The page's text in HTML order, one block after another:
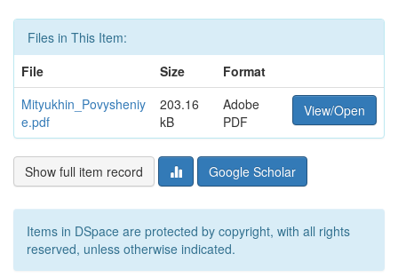
Files in This Item:
File
Size
Format
Mityukhin_Povysheniy
e.pdf
203.16
kB
Adobe
PDF
View/Open
Show full item record Google Scholar
Items in DSpace are protected by copyright, with all rights
reserved, unless otherwise indicated.